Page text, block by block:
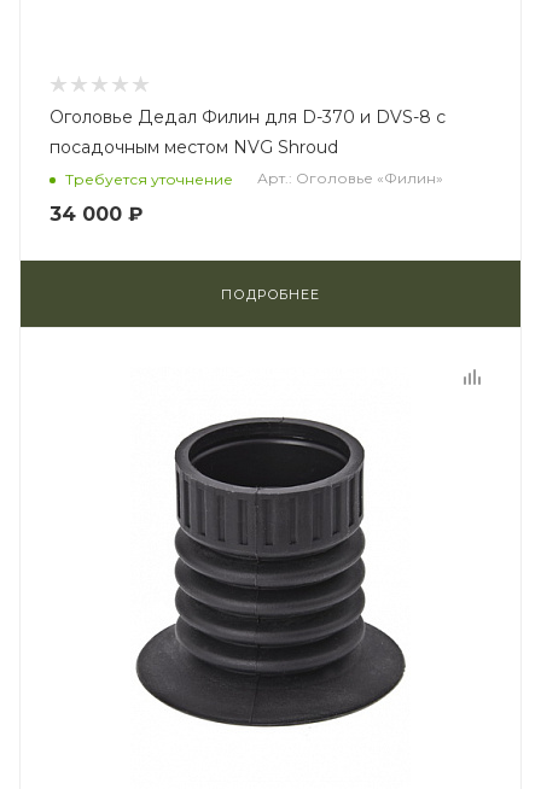
Оголовье Дедал Филин для D-370 и DVS-8 с
посадочным местом NVG Shroud
Требуется уточнение Арт.: Оголовье «Филин»
34 000 ₽
ПОДРОБНЕЕ